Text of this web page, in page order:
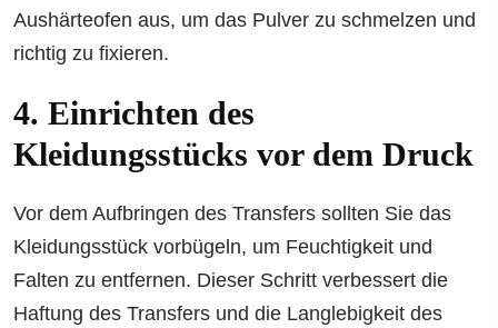
Aushärteofen aus, um das Pulver zu schmelzen und
richtig zu fixieren.
4. Einrichten des
Kleidungsstücks vor dem Druck
Vor dem Aufbringen des Transfers sollten Sie das
Kleidungsstück vorbügeln, um Feuchtigkeit und
Falten zu entfernen. Dieser Schritt verbessert die
Haftung des Transfers und die Langlebigkeit des